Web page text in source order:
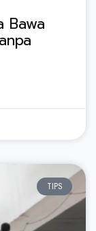
Bawa
TIPS